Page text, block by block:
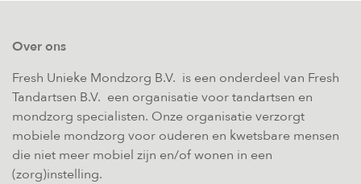
Over ons
Fresh Unieke Mondzorg B.V. is een onderdeel van Fresh
Tandartsen B.V. een organisatie voor tandartsen en
mondzorg specialisten. Onze organisatie verzorgt
mobiele mondzorg voor ouderen en kwetsbare mensen
die niet meer mobiel zijn en/of wonen in een
(zorg)instelling.